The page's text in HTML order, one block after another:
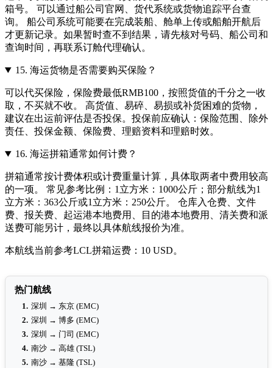
箱号。 可以通过船公司官网、货代系统或货物追踪平台查
询。 船公司系统可能要在完成装船、舱单上传或船舶开航后
才更新记录。如果暂时查不到结果，请先核对号码、船公司和
查询时间，再联系订舱代理确认。
15. 海运货物是否需要购买保险？
可以代买保险，保险费最低RMB100，按照货值的千分之一收
取，不买就不收。 高货值、易碎、易损或补货困难的货物，
建议在出运前评估是否投保。投保前应确认：保险范围、除外
责任、投保金额、保险费、理赔资料和理赔时效。
16. 海运拼箱通常如何计费？
拼箱通常按计费体积或计费重量计算，具体取两者中费用较高
的一项。 常见参考比例：1立方米：1000公斤；部分航线为1
立方米：363公斤或1立方米：250公斤。 仓库入仓费、文件
费、报关费、起运港本地费用、目的港本地费用、清关费和派
送费可能另计，最终以具体航线报价为准。
本航线当前参考LCL拼箱运费：10 USD。
热门航线
1. 深圳 → 东京 (EMC)
2. 深圳 → 博多 (EMC)
3. 深圳 → 门司 (EMC)
4. 南沙 → 高雄 (TSL)
5. 南沙 → 基隆 (TSL)